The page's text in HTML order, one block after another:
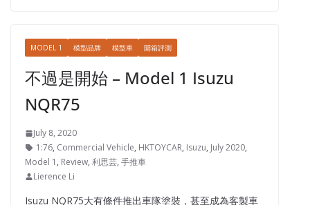
MODEL 1 模型品牌 模型車 開箱評測
不過是開始 – Model 1 Isuzu
NQR75
July 8, 2020
1:76, Commercial Vehicle, HKTOYCAR, Isuzu, July 2020,
Model 1 , Review, 利思芸, 手推車
Lierence Li
Isuzu NQR75大有條件推出車隊塗裝，甚至成為客製車